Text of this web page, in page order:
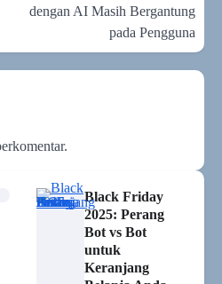
dengan AI Masih Bergantung
pada Pengguna
Black Friday
2025: Perang
Bot vs Bot
untuk
Keranjang